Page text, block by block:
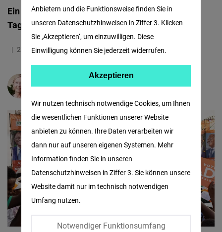
Ein Gastbeitrag von Alexandra Heldt im
Tagesspiegel.
27.10.2025 3.9 Minuten Western Africa
Alexandra Heldt
Wir nutzen technisch notwendige Cookies, um Ihnen
die wesentlichen Funktionen unserer Website
anbieten zu können. Ihre Daten verarbeiten wir
dann nur auf unseren eigenen Systemen. Mehr
Information finden Sie in unseren
Datenschutzhinweisen in Ziffer 3. Sie können unsere
Website damit nur im technisch notwendigen
Umfang nutzen.
Notwendiger Funktionsumfang
Anbietern und die Funktionsweise finden Sie in
unseren Datenschutzhinweisen in Ziffer 3. Klicken
Sie ‚Akzeptieren‘, um einzuwilligen. Diese
Einwilligung können Sie jederzeit widerrufen.
Facebook
Embed
Twitter
Embed
Instagram
Akzeptieren